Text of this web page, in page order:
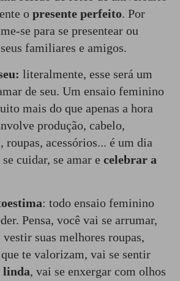
o presente perfeito. Por
se para se presentear ou
familiares e amigos.
literalmente, esse será um
de seu. Um ensaio feminino
mais do que apenas a hora
produção, cabelo,
roupas, acessórios... é um dia
cuidar, se amar e celebrar a
: todo ensaio feminino
Pensa, você vai se arrumar,
suas melhores roupas,
te valorizam, vai se sentir
linda, vai se enxergar com olhos